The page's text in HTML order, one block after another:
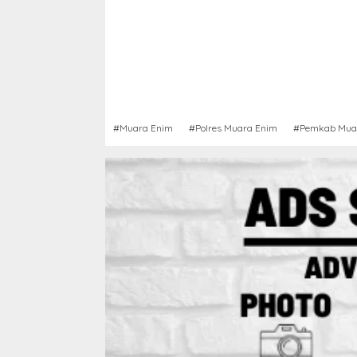
#Muara Enim #Polres Muara Enim #Pemkab